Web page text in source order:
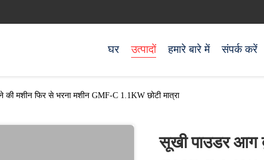
घर उत्पादों हमारे बारे में संपर्क करें
मशीन फिर से भरना मशीन GMF-C 1.1KW छोटी मात्रा
सूखी पाउडर आग